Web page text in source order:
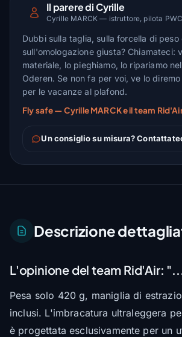
Il parere di Cyrille
Cyrille MARCK — istruttore, pilota
Dubbi sulla taglia, sulla forcella di peso
sull'omologazione giusta? Chiamateci:
materiale, lo pieghiamo, lo ripariamo
Oderen. Se non fa per voi, ve lo
per le vacanze al plafond.
Fly safe — Cyrille MARCK e il team
Un consiglio su misura?
Descrizione
L'opinione del team Rid'Air:
Pesa solo 420 g, maniglia di
inclusi. L'imbracatura ultraleggera
è progettata esclusivamente per un